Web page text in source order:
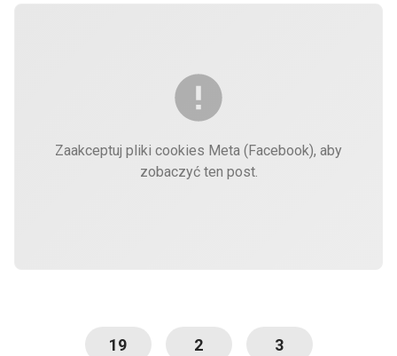
Zaakceptuj pliki cookies Meta (Facebook), aby
zobaczyć ten post.
19 2 3